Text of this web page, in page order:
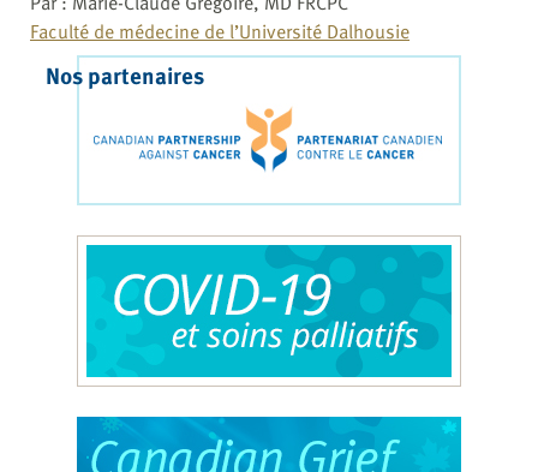
Faculté de médecine de l’Université Dalhousie
Nos partenaires